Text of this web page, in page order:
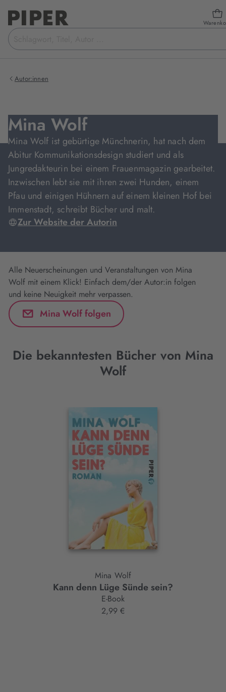
Suchbegriff
eingeben
Autor:innen
Mina Wolf
Mina Wolf ist gebürtige Münchnerin, hat nach dem
Abitur Kommunikationsdesign studiert und als
Jungredakteurin bei einem Frauenmagazin gearbeitet.
Inzwischen lebt sie mit ihren zwei Hunden, einem
Pfau und einigen Hühnern auf einem kleinen Hof bei
Immenstadt, schreibt Bücher und malt.
Zur Website der Autorin
Alle Neuerscheinungen und Veranstaltungen von Mina
Wolf mit einem Klick! Einfach dem/der Autor:in folgen
und keine Neuigkeit mehr verpassen.
Mina Wolf folgen
Die bekanntesten Bücher von Mina
Wolf
Interaktives
Mina Wolf
Kann denn Lüge Sünde sein?
E-Book
2,99 €